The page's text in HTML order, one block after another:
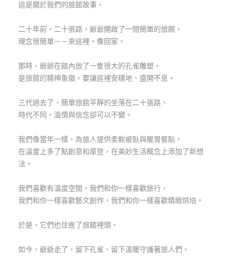
玩
玩
地
圖
顧
客
服
顧
滿
意
訂
這是關於我們的旅館故事。
二十年前，二十張路，爺爺開啟了一間簡單的旅館，
理念很簡單－－來這裡，像回家。
那時，爺爺在館內放了一隻很大的孔雀雕塑，
是旅館的精神象徵，要讓這裡安穩地、盛開不息。
三代過去了，簡單旅館平靜的坐落在二十張路，
時代不同，溫情與信念卻可以不變。
我們像當年一樣，為旅人提供柔軟被臥與暖胃餐點，
在溫度上多了點創意和摩登，在美妙生活概念上添加了新想
法。
我們喜歡有溫度空間，我們和你一樣喜歡旅行，
我們和你一樣喜歡藝文創作，我們和你一樣喜歡精緻烘培。
於是，它們也住進了旅館裡頭。
如今，爺爺走了，留下孔雀、留下溫暖守護著旅人們。